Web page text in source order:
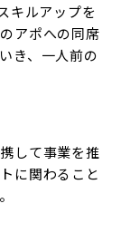
キルアップを
アポへの同席
き、一人前の
して事業を推
に関わること